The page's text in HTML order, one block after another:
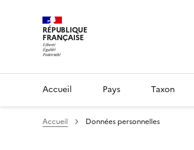
RÉPUBLIQUE
FRANÇAISE
Accueil Pays Taxon
Accueil Données personnelles